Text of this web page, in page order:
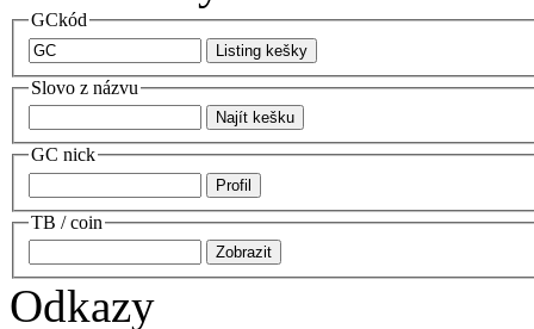
GCkód
Slovo z názvu
GC nick
TB / coin
Odkazy